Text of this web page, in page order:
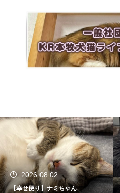
2026.08.02
【幸せ便り】ナミちゃん